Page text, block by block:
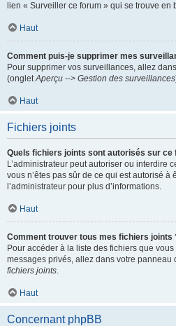
lien « Surveiller ce forum » qui se trouve en
Haut
Comment puis-je supprimer mes
Pour supprimer vos surveillances, allez
(ongletAperçu --> Gestion des surveillances
Haut
Fichiers joints
Quels fichiers joints sont autorisés sur ce
L’administrateur peut autoriser ou interdire
vous n’êtes pas sûr de ce qui est autorisé à
l’administrateur pour plus d’informations.
Haut
Comment trouver tous mes fichiers joints
Pour accéder à la liste des fichiers que
messages privés, allez dans votre panneau
fichiers joints.
Haut
Concernant phpBB